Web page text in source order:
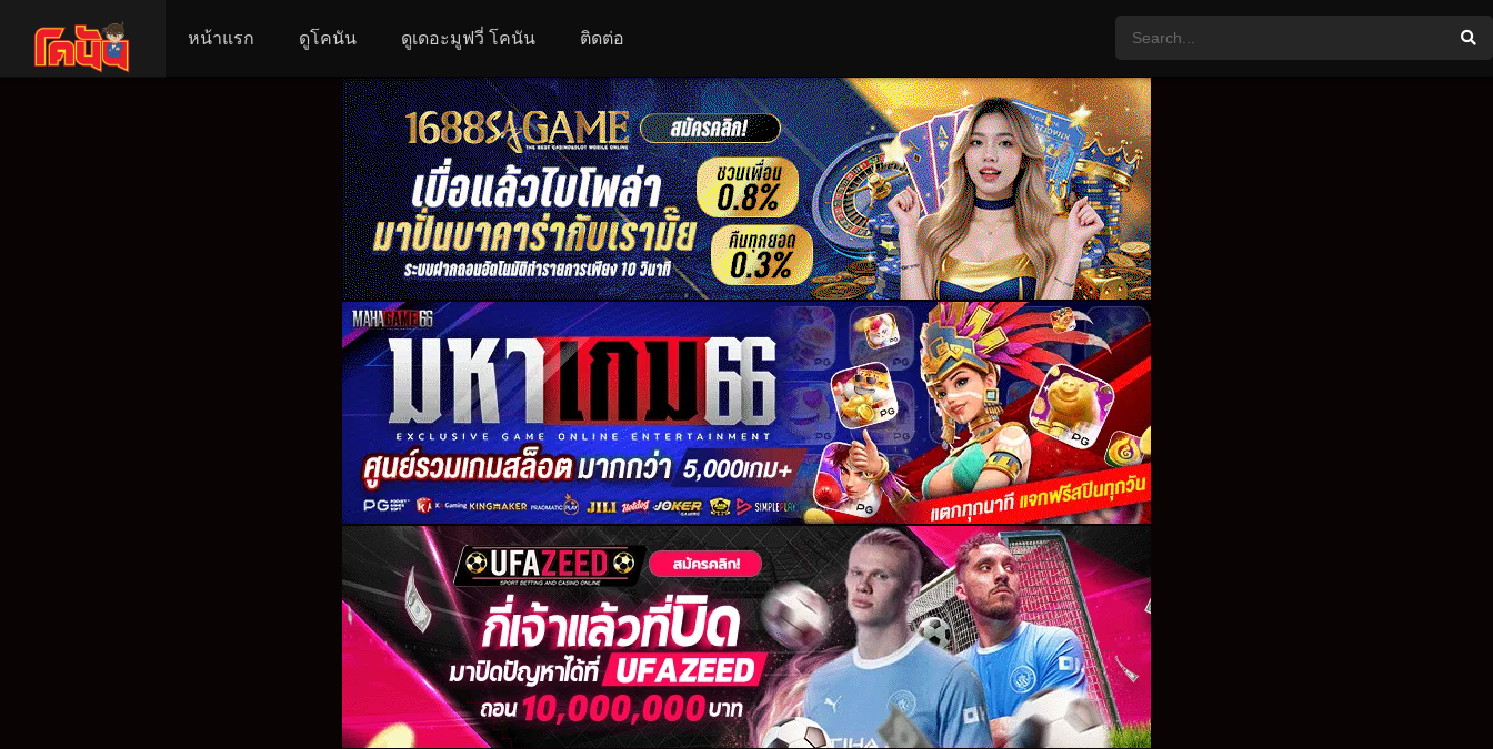
หน้าแรก ดูโคนัน ดูเดอะมูฟวี่ โคนัน ติดต่อ